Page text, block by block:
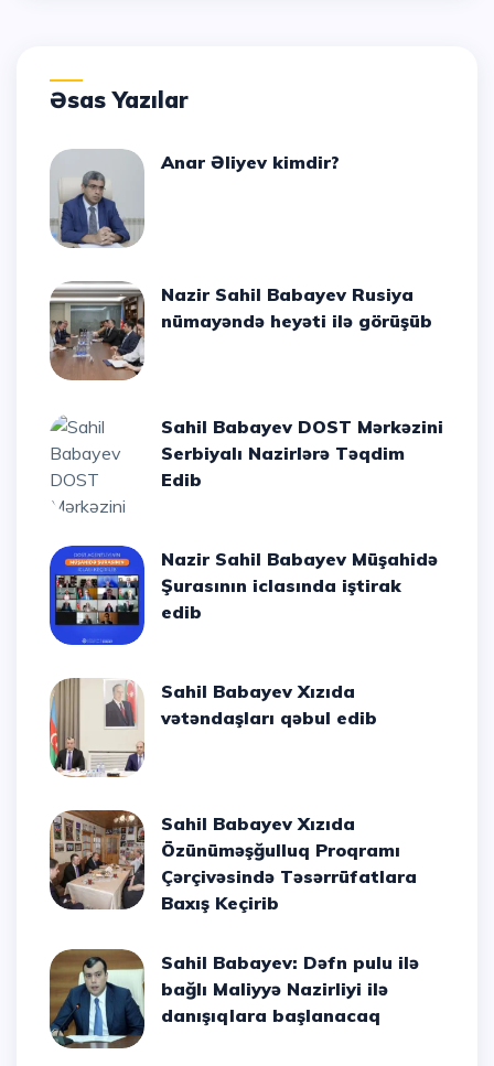
Əsas Yazılar
Anar Əliyev kimdir?
Nazir Sahil Babayev Rusiya
nümayəndə heyəti ilə görüşüb
Sahil Babayev DOST Mərkəzini
Serbiyalı Nazirlərə Təqdim
Edib
Nazir Sahil Babayev Müşahidə
Şurasının iclasında iştirak
edib
Sahil Babayev Xızıda
vətəndaşları qəbul edib
Sahil Babayev Xızıda
Özünüməşğulluq Proqramı
Çərçivəsində Təsərrüfatlara
Baxış Keçirib
Sahil Babayev: Dəfn pulu ilə
bağlı Maliyyə Nazirliyi ilə
danışıqlara başlanacaq